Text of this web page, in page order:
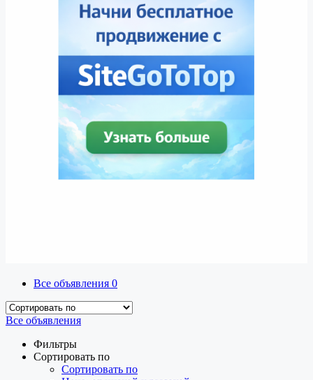
Все объявления 0
Все объявления
Фильтры
Сортировать по
Сортировать по